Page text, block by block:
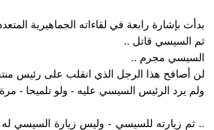
بدأت بإشارة رابعة في لقاءاته الجماهيرية
ثم السيسي قاتل ..
السيسي مجرم ..
لن أصافح هذا الرجل الذي انقلب على رئيس
ولم يرد الرئيس السيسي عليه - ولو تلميحا -